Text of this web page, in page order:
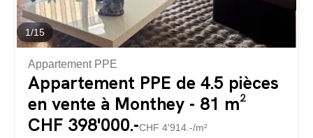
1/15
Appartement PPE
Appartement PPE de 4.5 pièces
en vente à Monthey - 81 m²
CHF 398'000.-CHF 4'914.-/m²